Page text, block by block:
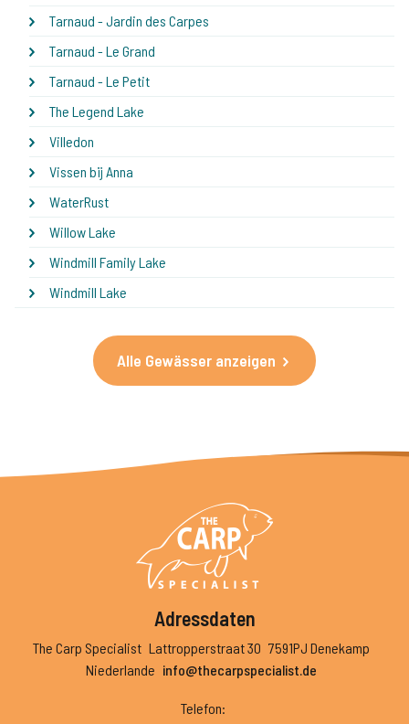
Tarnaud - Jardin des Carpes
Tarnaud - Le Grand
Tarnaud - Le Petit
The Legend Lake
Villedon
Vissen bij Anna
WaterRust
Willow Lake
Windmill Family Lake
Windmill Lake
Alle Gewässer anzeigen
Adressdaten
The Carp Specialist Lattropperstraat 30 7591PJ Denekamp
Niederlande info@thecarpspecialist.de
Telefon: